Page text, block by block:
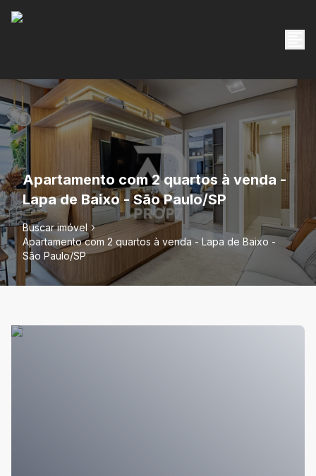
Apartamento com 2 quartos à venda -
Lapa de Baixo - São Paulo/SP
Buscar imóvel
Apartamento com 2 quartos à venda - Lapa de Baixo -
São Paulo/SP